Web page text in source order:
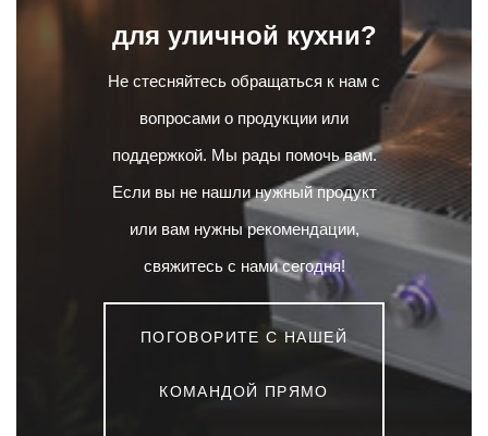
для уличной кухни?
Не стесняйтесь обращаться к нам с
вопросами о продукции или
поддержкой. Мы рады помочь вам.
Если вы не нашли нужный продукт
или вам нужны рекомендации,
свяжитесь с нами сегодня!
ПОГОВОРИТЕ С НАШЕЙ
КОМАНДОЙ ПРЯМО